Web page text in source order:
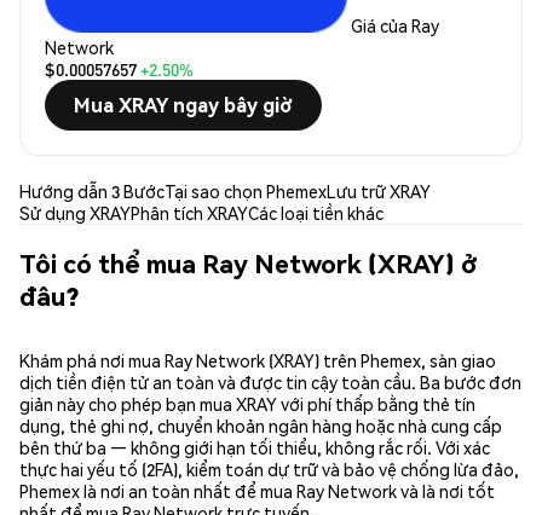
Giá của Ray
Network
$0.00057657+2.50%
Mua XRAY ngay bây giờ
Hướng dẫn 3 BướcTại sao chọn PhemexLưu trữ XRAY
Sử dụng XRAYPhân tích XRAYCác loại tiền khác
Tôi có thể mua Ray Network (XRAY) ở
đâu?
Khám phá nơi mua Ray Network (XRAY) trên Phemex, sàn giao
dịch tiền điện tử an toàn và được tin cậy toàn cầu. Ba bước đơn
giản này cho phép bạn mua XRAY với phí thấp bằng thẻ tín
dụng, thẻ ghi nợ, chuyển khoản ngân hàng hoặc nhà cung cấp
bên thứ ba — không giới hạn tối thiểu, không rắc rối. Với xác
thực hai yếu tố (2FA), kiểm toán dự trữ và bảo vệ chống lừa đảo,
Phemex là nơi an toàn nhất để mua Ray Network và là nơi tốt